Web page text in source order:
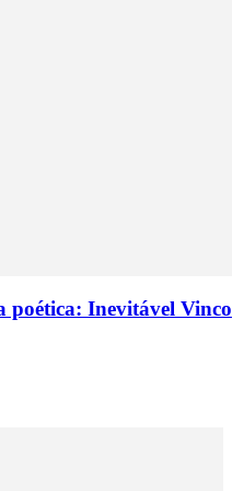
poética: Inevitável Vinco